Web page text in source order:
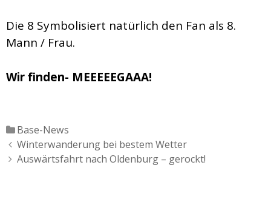
Die 8 Symbolisiert natürlich den Fan als 8.
Mann / Frau.
Wir finden- MEEEEEGAAA!
Katgeorien
Base-News
Artikel-
Navigation
Winterwanderung bei bestem Wetter
Auswärtsfahrt nach Oldenburg – gerockt!